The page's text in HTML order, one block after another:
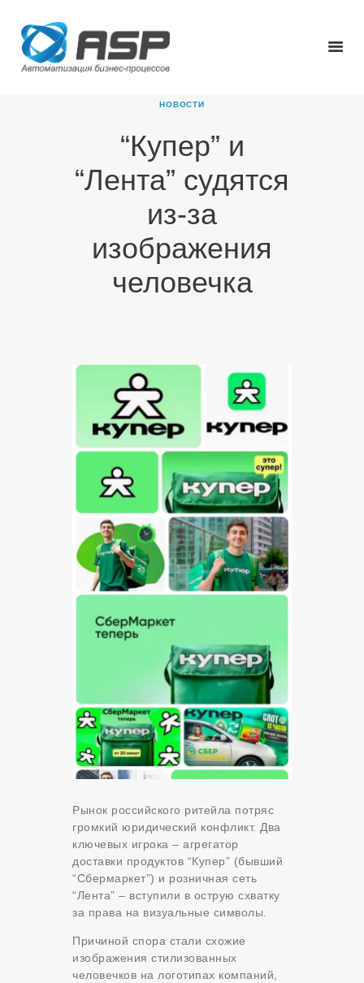
НОВОСТИ
“Купер” и
“Лента” судятся
из-за
изображения
человечка
ГЛАВНАЯ
О КОМПАНИИ
КАРЬЕРА
ПАРТНЕРЫ
КОНТАКТЫ
Рынок российского ритейла потряс
громкий юридический конфликт. Два
ключевых игрока – агрегатор
доставки продуктов “Купер” (бывший
“Сбермаркет”) и розничная сеть
“Лента” – вступили в острую схватку
за права на визуальные символы.
Причиной спора стали схожие
изображения стилизованных
человечков на логотипах компаний,